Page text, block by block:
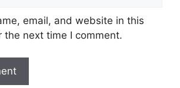
email, and website in this
the next time I comment.